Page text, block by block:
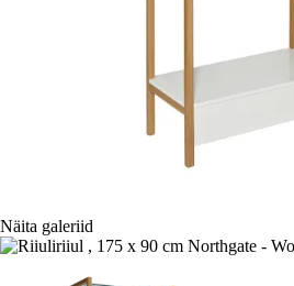
Näita galeriid